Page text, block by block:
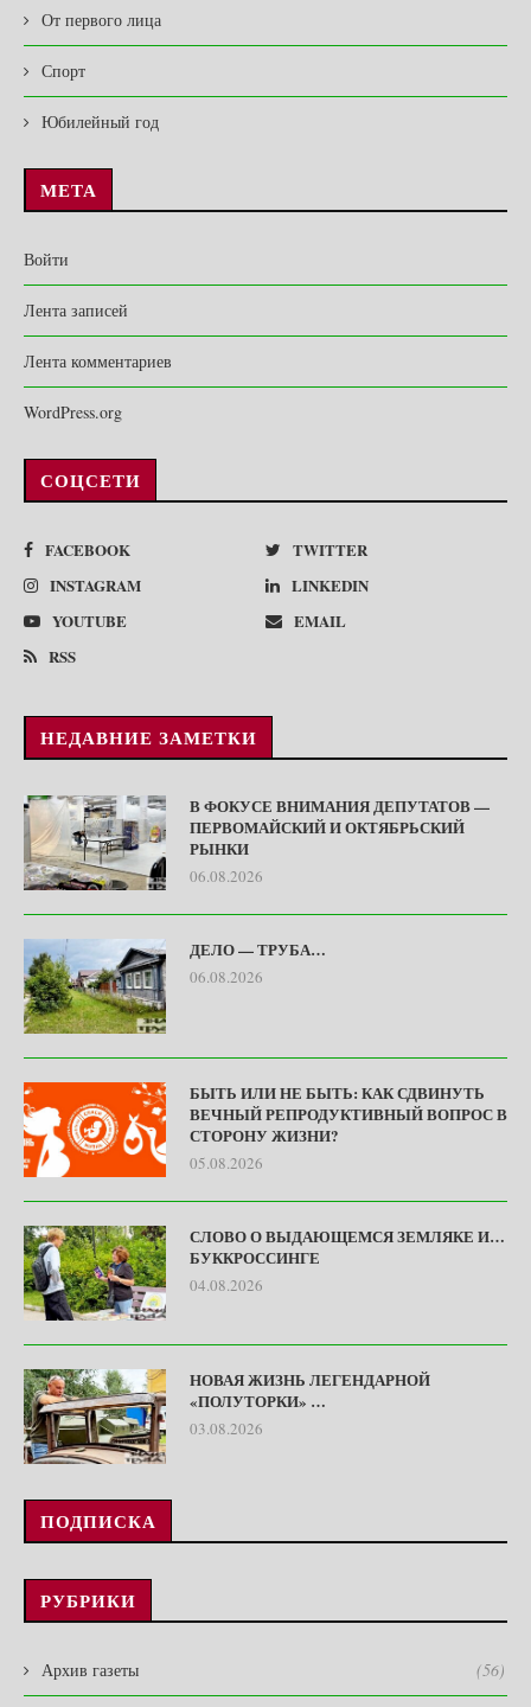
От первого лица
Спорт
Юбилейный год
МЕТА
Войти
Лента записей
Лента комментариев
WordPress.org
СОЦСЕТИ
FACEBOOK
TWITTER
INSTAGRAM
LINKEDIN
YOUTUBE
EMAIL
RSS
НЕДАВНИЕ ЗАМЕТКИ
В ФОКУСЕ ВНИМАНИЯ ДЕПУТАТОВ —
ПЕРВОМАЙСКИЙ И ОКТЯБРЬСКИЙ
РЫНКИ
06.08.2026
ДЕЛО — ТРУБА…
06.08.2026
БЫТЬ ИЛИ НЕ БЫТЬ: КАК СДВИНУТЬ
ВЕЧНЫЙ РЕПРОДУКТИВНЫЙ ВОПРОС В
СТОРОНУ ЖИЗНИ?
05.08.2026
СЛОВО О ВЫДАЮЩЕМСЯ ЗЕМЛЯКЕ И…
БУККРОССИНГЕ
04.08.2026
НОВАЯ ЖИЗНЬ ЛЕГЕНДАРНОЙ
«ПОЛУТОРКИ» …
03.08.2026
ПОДПИСКА
РУБРИКИ
Архив газеты (56)